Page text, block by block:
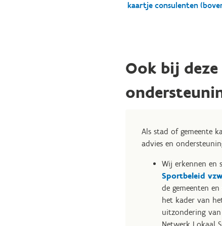
kaartje consulenten
Ook bij
Als stad of gemeente
advies en
Wij erkennen en
Sportbeleid
de gemeenten en
het kader van
uitzondering